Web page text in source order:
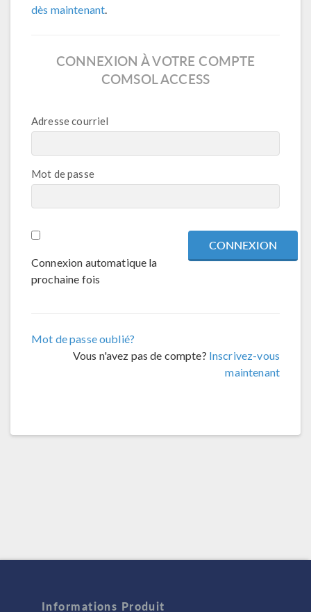
dès maintenant.
CONNEXION À VOTRE COMPTE
COMSOL ACCESS
Adresse courriel
Mot de passe
Connexion automatique la
prochaine fois
Mot de passe oublié?
Vous n'avez pas de compte? Inscrivez-vous
maintenant
Informations Produit